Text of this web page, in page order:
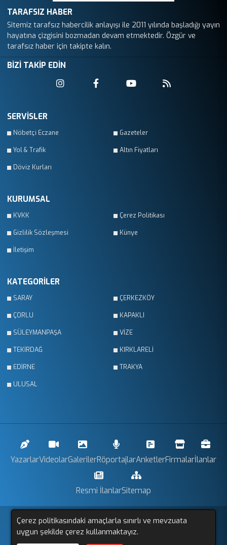
TARAFSIZ HABER
Sitemiz tarafsız habercilik anlayışı ile 2011 yılında başladığı yayın
hayatına çizgisini bozmadan devam etmektedir. Özgür ve
tarafsız haber için takipte kalın.
BİZİ TAKİP EDİN
SERVİSLER
Nöbetçi Eczane Gazeteler
Yol & Trafik Altın Fiyatları
Döviz Kurları
KURUMSAL
KVKK Çerez Politikası
Gizlilik Sözleşmesi Künye
İletişim
KATEGORİLER
SARAY ÇERKEZKÖY
ÇORLU KAPAKLI
SÜLEYMANPAŞA VİZE
TEKİRDAĞ KIRKLARELİ
EDİRNE TRAKYA
ULUSAL
YazarlarVideolarGalerilerRöportajlarAnketlerFirmalarİlanlar
Resmi İlanlarSitemap
Trakya Gözlem © 2011 - 2025. Tüm Hakları Saklıdır.
Çerez politikasındaki amaçlarla sınırlı ve mevzuata
uygun şekilde çerez kullanmaktayız.